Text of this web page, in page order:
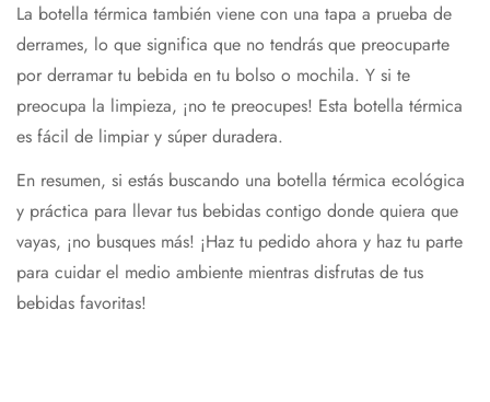
La botella térmica también viene con una tapa a prueba de
derrames, lo que significa que no tendrás que preocuparte
por derramar tu bebida en tu bolso o mochila. Y si te
preocupa la limpieza, ¡no te preocupes! Esta botella térmica
es fácil de limpiar y súper duradera.
En resumen, si estás buscando una botella térmica ecológica
y práctica para llevar tus bebidas contigo donde quiera que
vayas, ¡no busques más! ¡Haz tu pedido ahora y haz tu parte
para cuidar el medio ambiente mientras disfrutas de tus
bebidas favoritas!